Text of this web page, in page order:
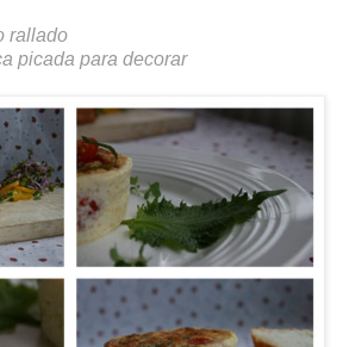
rallado
picada para decorar